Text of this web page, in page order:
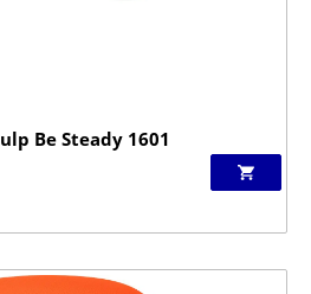
Be Steady 1601